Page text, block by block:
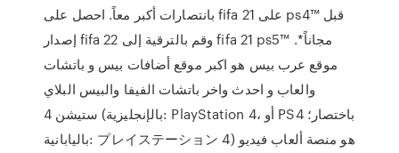
بانتصارات أكبر معاً. احصل على fifa 21 على ps4™‎ قبل
إصدار fifa 22 وقم بالترقية إلى fifa 21 ps5™‎ مجاناً*.
موقع عرب بيس هو اكبر موقع أضافات بيس و باتشات
والعاب و احدث واخر باتشات الفيفا والبيس البلاي‌
ستيشن 4 (بالإنجليزية: PlayStation 4، أو PS4 باختصار؛
باليابانية: プレイステーション 4) هو منصة ألعاب فيديو